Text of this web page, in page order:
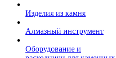
Изделия из камня
Алмазный инструмент
Оборудование и